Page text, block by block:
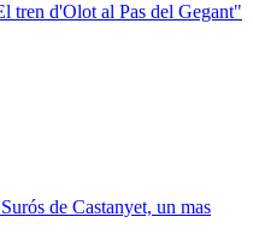
tren d'Olot al Pas del Gegant"
de Castanyet, un mas